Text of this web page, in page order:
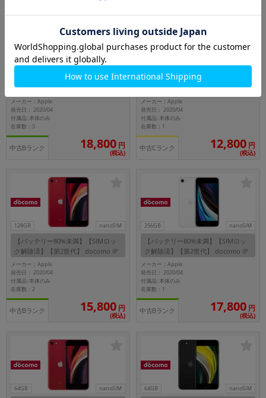
128GB nanoSIM
【SIMロック解除済】【第2世代】 d
ocomo iPhoneSE A2296 (MXD02J/A)
128GB ブラック
メーカー：Apple
発売日： 2020/04
付属品: 本体のみ
在庫数：3
中古Bランク 18,800 円
(税込)
【バッテリー80%未満】【SIMロッ
ク解除済】【第2世代】 docomo iP
honeSE A2296 (MXD22J/A) 128GB (P
RODUCT)RED
メーカー：Apple
発売日： 2020/04
付属品: 本体のみ
在庫数：1
中古Cランク 12,800 円
(税込)
128GB nanoSIM
【バッテリー80%未満】【SIMロッ
ク解除済】【第2世代】 docomo iP
honeSE A2296 (MHGV3J/A) 128GB
(PRODUCT)RED
メーカー：Apple
発売日： 2020/04
付属品: 本体のみ
在庫数：2
中古Bランク 15,800 円
(税込)
256GB nanoSIM
【バッテリー80%未満】【SIMロッ
ク解除済】【第2世代】 docomo iP
honeSE A2296 (MXVU2J/A) 256GB
ホワイト
メーカー：Apple
発売日： 2020/04
付属品: 本体のみ
在庫数：1
中古Bランク 17,800 円
(税込)
64GB nanoSIM 64GB nanoSIM